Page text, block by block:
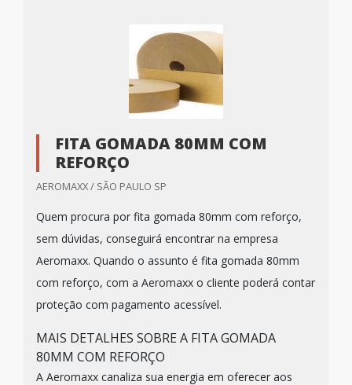
FITA GOMADA 80MM COM
REFORÇO
AEROMAXX / SÃO PAULO SP
Quem procura por fita gomada 80mm com reforço,
sem dúvidas, conseguirá encontrar na empresa
Aeromaxx. Quando o assunto é fita gomada 80mm
com reforço, com a Aeromaxx o cliente poderá contar
proteção com pagamento acessível.
MAIS DETALHES SOBRE A FITA GOMADA
80MM COM REFORÇO
A Aeromaxx canaliza sua energia em oferecer aos